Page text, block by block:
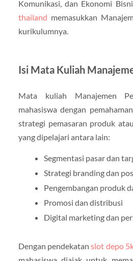
Komunikasi, dan Ekonomi
thailand memasukkan
kurikulumnya.
Isi Mata Kuliah
Mata kuliah Manajemen
mahasiswa dengan
strategi pemasaran produk
yang dipelajari antara lain:
Segmentasi pasar dan
Strategi branding dan
Pengembangan produk
Promosi dan distribusi
Digital marketing dan
Dengan pendekatanslot depo